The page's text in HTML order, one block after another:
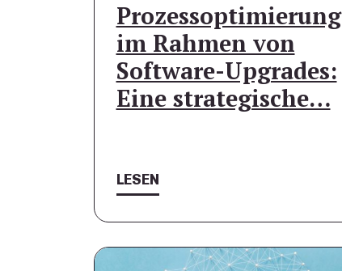
Prozessoptimierung
im Rahmen von
Software-Upgrades:
Eine strategische…
LESEN